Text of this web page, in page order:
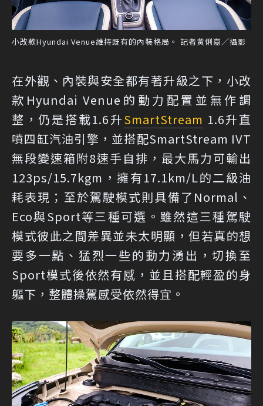
小改款Hyundai Venue維持既有的內裝格局。 記者黃俐嘉／攝影
在外觀、內裝與安全都有著升級之下，小改
款Hyundai Venue的動力配置並無作調
整，仍是搭載1.6升SmartStream 1.6升直
噴四缸汽油引擎，並搭配SmartStream IVT
無段變速箱附8速手自排，最大馬力可輸出
123ps/15.7kgm，擁有17.1km/L的二級油
耗表現；至於駕駛模式則具備了Normal、
Eco與Sport等三種可選。雖然這三種駕駛
模式彼此之間差異並未太明顯，但若真的想
要多一點、猛烈一些的動力湧出，切換至
Sport模式後依然有感，並且搭配輕盈的身
軀下，整體操駕感受依然得宜。